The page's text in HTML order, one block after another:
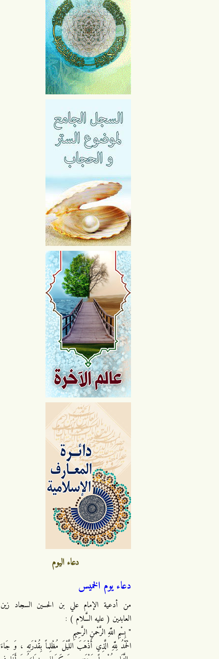
دعاء اليوم
دعاء يوم الخميس
من أدعية الإمام علي بن الحسين السجاد زين
العابدين ( عليه السَّلام ) :
" بِسْمِ اللَّهِ الرَّحْمنِ الرَّحِيمِ
الْحَمْدُ لِلَّهِ الَّذِي أَذْهَبَ اللَّيْلَ مُظْلِماً بِقُدْرَتِهِ ، وَ جَاءَ